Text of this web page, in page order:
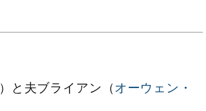
）と夫ブライアン（オーウェン・